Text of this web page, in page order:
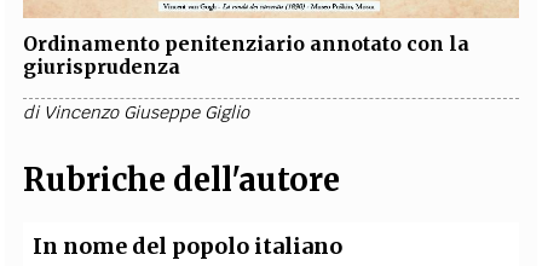
Ordinamento penitenziario annotato con la
giurisprudenza
di Vincenzo Giuseppe Giglio
Rubriche dell'autore
In nome del popolo italiano